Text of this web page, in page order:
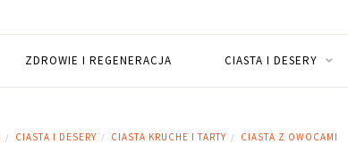
ZDROWIE I REGENERACJA CIASTA I DESERY
/ CIASTA I DESERY / CIASTA KRUCHE I TARTY / CIASTA Z OWOCAMI